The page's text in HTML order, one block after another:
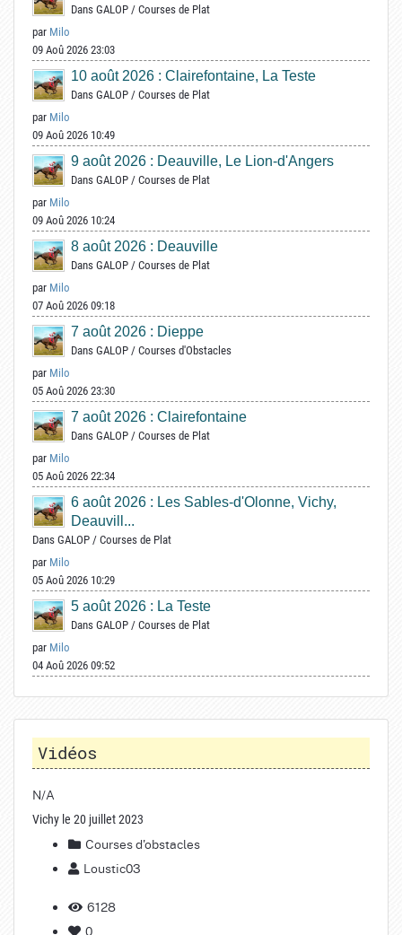
Dans GALOP / Courses de Plat
par Milo
09 Aoû 2026 23:03
10 août 2026 : Clairefontaine, La Teste
Dans GALOP / Courses de Plat
par Milo
09 Aoû 2026 10:49
9 août 2026 : Deauville, Le Lion-d'Angers
Dans GALOP / Courses de Plat
par Milo
09 Aoû 2026 10:24
8 août 2026 : Deauville
Dans GALOP / Courses de Plat
par Milo
07 Aoû 2026 09:18
7 août 2026 : Dieppe
Dans GALOP / Courses d'Obstacles
par Milo
05 Aoû 2026 23:30
7 août 2026 : Clairefontaine
Dans GALOP / Courses de Plat
par Milo
05 Aoû 2026 22:34
6 août 2026 : Les Sables-d'Olonne, Vichy,
Deauvill...
Dans GALOP / Courses de Plat
par Milo
05 Aoû 2026 10:29
5 août 2026 : La Teste
Dans GALOP / Courses de Plat
par Milo
04 Aoû 2026 09:52
Vidéos
N/A
Vichy le 20 juillet 2023
Courses d'obstacles
Loustic03
6128
0